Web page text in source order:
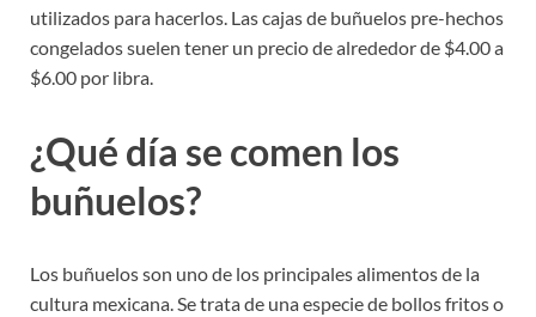
utilizados para hacerlos. Las cajas de buñuelos pre-hechos
congelados suelen tener un precio de alrededor de $4.00 a
$6.00 por libra.
¿Qué día se comen los
buñuelos?
Los buñuelos son uno de los principales alimentos de la
cultura mexicana. Se trata de una especie de bollos fritos o